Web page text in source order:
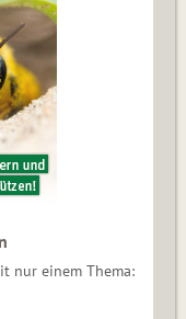
nur einem Thema: